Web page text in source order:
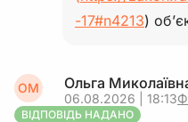
-17#n4213)
ОМ Ольга
06.08.2026 | 18:13
ВІДПОВІДЬ НАДАНО